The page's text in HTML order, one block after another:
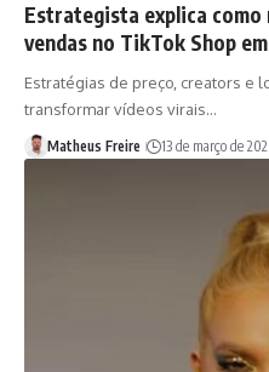
Estrategista explica como
vendas no TikTok Shop
Estratégias de preço, creators e
transformar vídeos virais…
Matheus Freire 13 de março de